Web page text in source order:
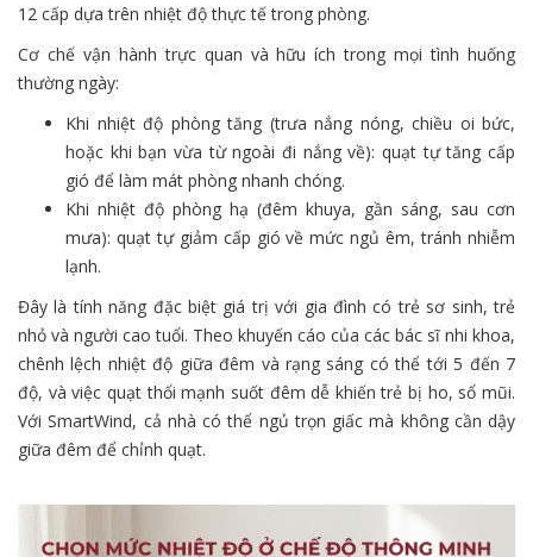
12 cấp dựa trên nhiệt độ thực tế trong phòng.
Cơ chế vận hành trực quan và hữu ích trong mọi tình huống
thường ngày:
Khi nhiệt độ phòng tăng (trưa nắng nóng, chiều oi bức,
hoặc khi bạn vừa từ ngoài đi nắng về): quạt tự tăng cấp
gió để làm mát phòng nhanh chóng.
Khi nhiệt độ phòng hạ (đêm khuya, gần sáng, sau cơn
mưa): quạt tự giảm cấp gió về mức ngủ êm, tránh nhiễm
lạnh.
Đây là tính năng đặc biệt giá trị với gia đình có trẻ sơ sinh, trẻ
nhỏ và người cao tuổi. Theo khuyến cáo của các bác sĩ nhi khoa,
chênh lệch nhiệt độ giữa đêm và rạng sáng có thể tới 5 đến 7
độ, và việc quạt thổi mạnh suốt đêm dễ khiến trẻ bị ho, sổ mũi.
Với SmartWind, cả nhà có thể ngủ trọn giấc mà không cần dậy
giữa đêm để chỉnh quạt.